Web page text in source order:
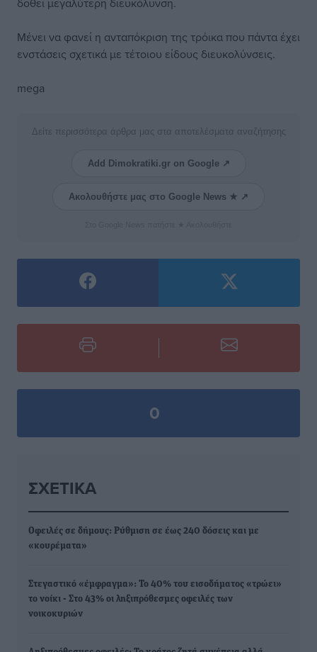
Μένει να φανεί η ανταπόκριση της τρόικα που πάντα έχει
ενστάσεις σχετικά με τέτοιου είδους διευκολύνσεις.
mega
Δείτε περισσότερα άρθρα μας στα αποτελέσματα αναζήτησης
Add Dimokratiki.gr on Google ↗
Ακολουθήστε μας στο Google News ★ ↗
0
ΣΧΕΤΙΚΆ
Οφειλές σε δήμους: Ρύθμιση σε έως 240 δόσεις και με
«κουρέματα»
Στεγαστικό «έμφραγμα»: Το 40% του εισοδήματος «τρώει»
το νοίκι - Στο 43% οι ληξιπρόθεσμες οφειλές των
νοικοκυριών